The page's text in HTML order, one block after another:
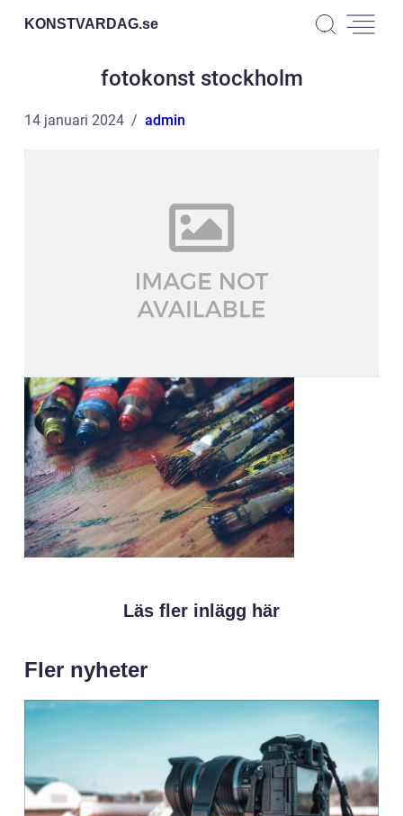
KONSTVARDAG.se
fotokonst stockholm
14 januari 2024 admin
Läs fler inlägg här
Fler nyheter